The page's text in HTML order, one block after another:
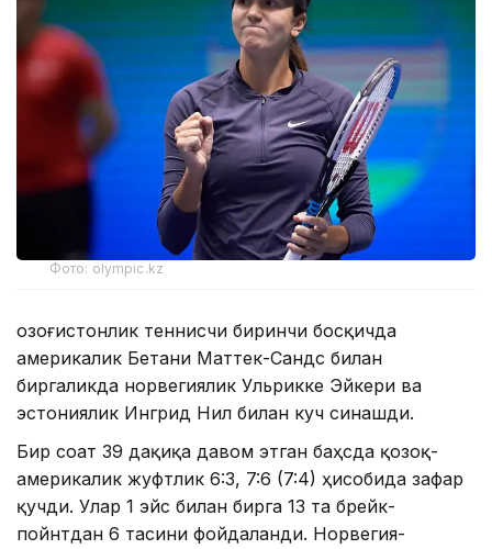
Фото: olympic.kz
Қозоғистонлик теннисчи биринчи босқичда
америкалик Бетани Маттек-Сандс билан
биргаликда норвегиялик Ульрикке Эйкери ва
эстониялик Ингрид Нил билан куч синашди.
Бир соат 39 дақиқа давом этган баҳсда қозоқ-
америкалик жуфтлик 6:3, 7:6 (7:4) ҳисобида зафар
қучди. Улар 1 эйс билан бирга 13 та брейк-
пойнтдан 6 тасини фойдаланди. Норвегия-